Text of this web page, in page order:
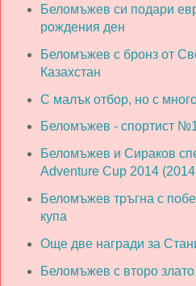
Беломъжев си подари
рождения ден
Беломъжев с бронз от
Казахстан
С малък отбор, но с
Беломъжев - спортист
Беломъжев и Сираков
Adventure Cup 2014 (2014
Беломъжев тръгна с
купа
Още две награди за
Беломъжев с второ